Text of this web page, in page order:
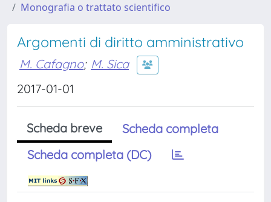
Monografia o trattato scientifico
Argomenti di diritto amministrativo
M. Cafagno; M. Sica
2017-01-01
Scheda breve
Scheda completa
Scheda completa (DC)